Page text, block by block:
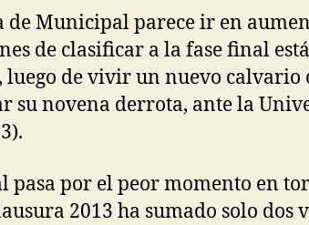
de Municipal parece ir en
de clasificar a la fase final
luego de vivir un nuevo calvario
su novena derrota, ante la
pasa por el peor momento en
2013 ha sumado solo dos